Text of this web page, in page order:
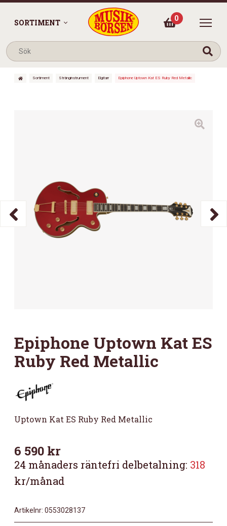
SORTIMENT 0
Sortiment Stränginstrument Elgitarr Epiphone Uptown Kat ES Ruby Red Metallic
Epiphone Uptown Kat ES
Ruby Red Metallic
Uptown Kat ES Ruby Red Metallic
6 590 kr
24 månaders räntefri delbetalning: 318
kr/månad
Artikelnr: 0553028137